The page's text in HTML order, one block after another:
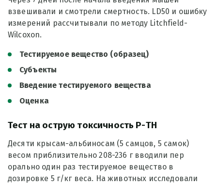
взвешивали и смотрели смертность. LD50 и ошибку
измерений рассчитывали по методу Litchfield-
Wilcoxon.
Тестируемое вещество (образец)
Субъекты
Введение тестируемого вещества
Оценка
Тест на острую токсичность Р-ТН
Десяти крысам-альбиносам (5 самцов, 5 самок)
весом приблизительно 208-236 г вводили пер
орально один раз тестируемое вещество в
дозировке 5 г/кг веса. На животных исследовали